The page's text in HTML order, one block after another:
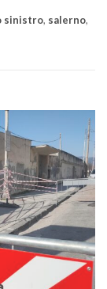
sinistro, salerno,